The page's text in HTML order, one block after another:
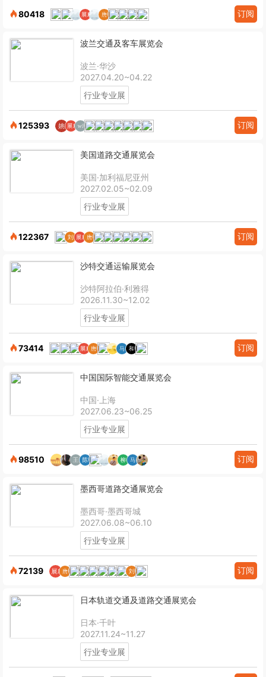
80418 订阅
波兰交通及客车展览会
波兰·华沙
2027.04.20~04.22
行业专业展
125393 订阅
美国道路交通展览会
美国·加利福尼亚州
2027.02.05~02.09
行业专业展
122367 订阅
沙特交通运输展览会
沙特阿拉伯·利雅得
2026.11.30~12.02
行业专业展
73414 订阅
中国国际智能交通展览会
中国·上海
2027.06.23~06.25
行业专业展
98510 订阅
墨西哥道路交通展览会
墨西哥·墨西哥城
2027.06.08~06.10
行业专业展
72139 订阅
日本轨道交通及道路交通展览会
日本·千叶
2027.11.24~11.27
行业专业展